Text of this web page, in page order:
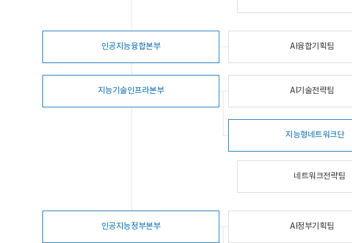
인공지능융합본부 AI융합기획팀
지능기술인프라본부 AI기술전략팀
지능형네트워크단
네트워크전략팀
인공지능정부본부 AI정부기획팀